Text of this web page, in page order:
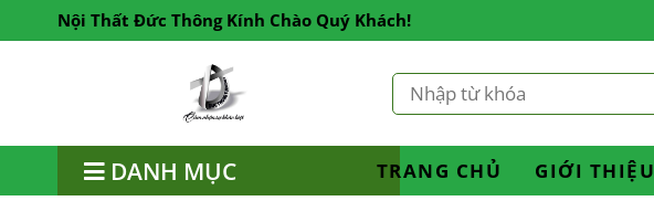
Nội Thất Đức Thông Kính Chào Quý Khách!
DANH MỤC TRANG CHỦ GIỚI THIỆU